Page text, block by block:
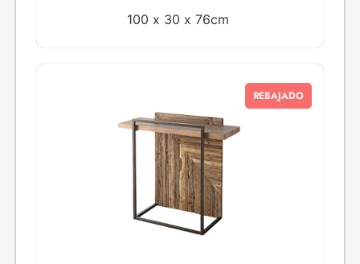
100 x 30 x 76cm
REBAJADO